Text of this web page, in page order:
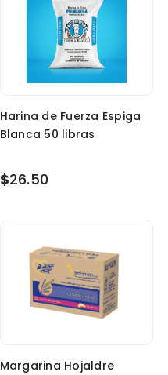
Harina de Fuerza Espiga
Blanca 50 libras
$26.50
Margarina Hojaldre